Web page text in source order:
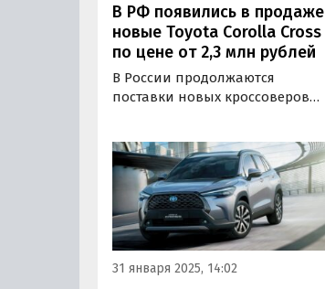
В РФ появились в продаже
новые Toyota Corolla Cross
по цене от 2,3 млн рублей
В России продолжаются
поставки новых кроссоверов
Юго-Восточной Азии. Цены на
них на одном из известных
классифайдов в конце января
стартуют от 2 320 000 рублей,
пишут «Автоновости дня».
31 января 2025, 14:02